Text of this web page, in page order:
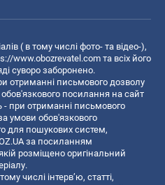
( в тому числі фото- та відео-),
www.obozrevatel.com та всіх його
суворо заборонено.
отриманні письмового дозволу
посилання на сайт
- при отриманні письмового
умови обов'язкового
для пошукових систем,
за посиланням
розміщено оригінальний
числі інтерв’ю, статті,